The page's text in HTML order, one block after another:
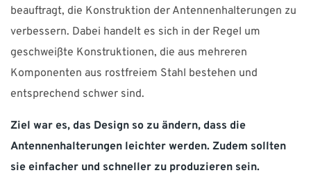
beauftragt, die Konstruktion der Antennenhalterungen zu
verbessern. Dabei handelt es sich in der Regel um
geschweißte Konstruktionen, die aus mehreren
Komponenten aus rostfreiem Stahl bestehen und
entsprechend schwer sind.
Ziel war es, das Design so zu ändern, dass die
Antennenhalterungen leichter werden. Zudem sollten
sie einfacher und schneller zu produzieren sein.